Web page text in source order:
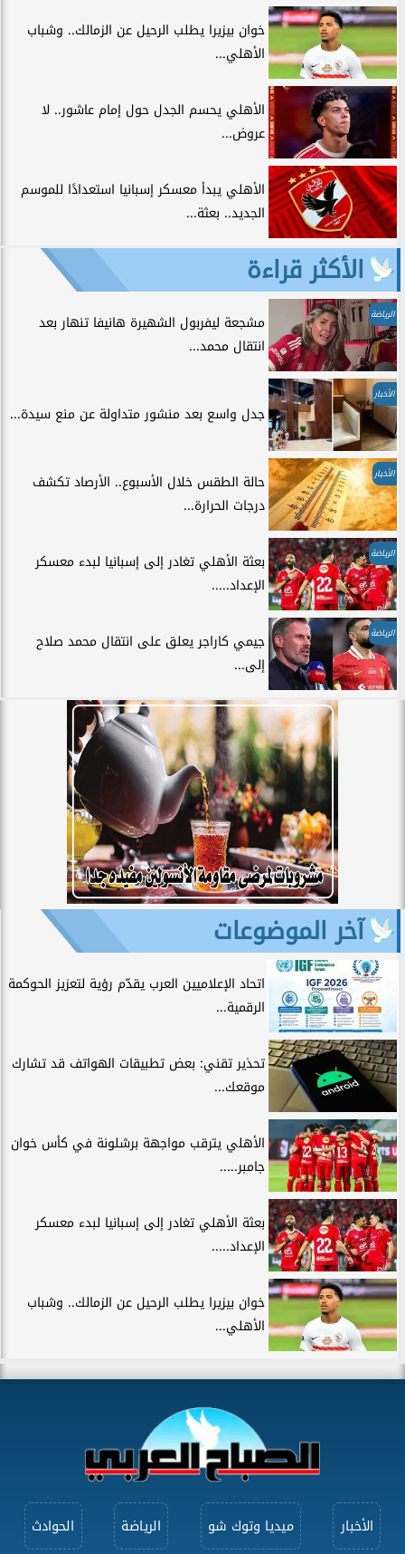
خوان بيزيرا يطلب الرحيل عن الزمالك.. وشباب
الأهلي...
الأهلي يحسم الجدل حول إمام عاشور.. لا
عروض...
الأهلي يبدأ معسكر إسبانيا استعدادًا للموسم
الجديد.. بعثة...
الأكثر قراءة
الرياضة
مشجعة ليفربول الشهيرة هانيفا تنهار بعد
انتقال محمد...
الأخبار
جدل واسع بعد منشور متداولة عن منع سيدة...
الأخبار
حالة الطقس خلال الأسبوع.. الأرصاد تكشف
درجات الحرارة...
الرياضة
بعثة الأهلي تغادر إلى إسبانيا لبدء معسكر
الإعداد.....
الرياضة
جيمي كاراجر يعلق على انتقال محمد صلاح
إلى...
آخر الموضوعات
اتحاد الإعلاميين العرب يقدّم رؤية لتعزيز الحوكمة
الرقمية...
تحذير تقني: بعض تطبيقات الهواتف قد تشارك
موقعك...
الأهلي يترقب مواجهة برشلونة في كأس خوان
جامبر.....
بعثة الأهلي تغادر إلى إسبانيا لبدء معسكر
الإعداد.....
خوان بيزيرا يطلب الرحيل عن الزمالك.. وشباب
الأهلي...
الأخبار ميديا وتوك شو الرياضة الحوادث